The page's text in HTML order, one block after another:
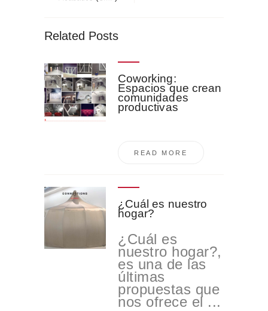
Related Posts
Coworking:
Espacios que crean
comunidades
productivas
READ MORE
¿Cuál es nuestro
hogar?
¿Cuál es
nuestro hogar?,
es una de las
últimas
propuestas que
nos ofrece el ...